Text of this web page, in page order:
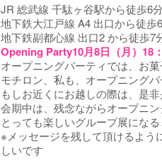
JR 総武線 千駄ヶ谷駅から徒歩6分
地下鉄大江戸線 A4 出口から徒歩
地下鉄副都心線 出口2 から徒歩7
Opening Party10月8日（月）18
オープニングパーティでは、お
モチロン、私も、オープニング
もしお近くにお越しの際は、是
会期中は、残念ながらオープニ
とっても楽しいグループ展にな
※メッセージを残して頂けるよう
しいです